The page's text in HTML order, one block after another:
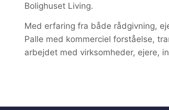
Bolighuset Living.
Med erfaring fra både rådgivning,
Palle med kommerciel forståelse,
arbejdet med virksomheder, ejere,